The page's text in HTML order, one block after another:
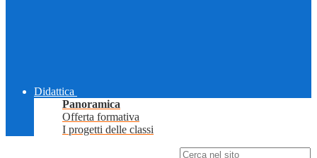
Didattica
Panoramica
Offerta formativa
I progetti delle classi